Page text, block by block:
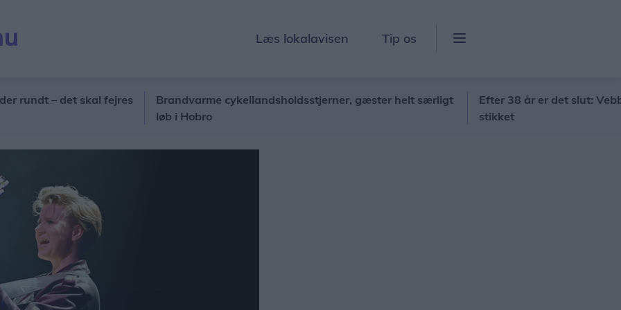
Læs lokalavisen Tip os
– det skal fejres
Brandvarme cykellandsholdsstjerner, gæster helt særligt
løb i Hobro
Efter 38 år er det slut:
stikket